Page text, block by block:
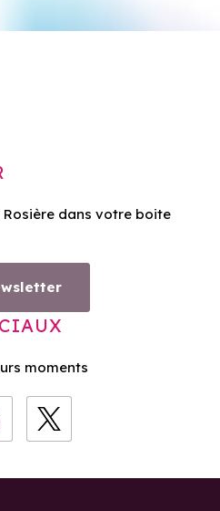
Rosière dans votre boite
moments